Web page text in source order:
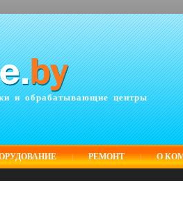
и обрабатывающие центры
| РЕМОНТ | О